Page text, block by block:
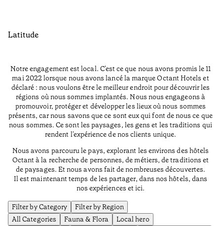
Latitude
Notre engagement est local. C'est ce que nous avons promis le 11
mai 2022 lorsque nous avons lancé la marque Octant Hotels et
déclaré : nous voulons être le meilleur endroit pour découvrir les
régions où nous sommes implantés. Nous nous engageons à
promouvoir, protéger et développer les lieux où nous sommes
présents, car nous savons que ce sont eux qui font de nous ce que
nous sommes. Ce sont les paysages, les gens et les traditions qui
rendent l'expérience de nos clients unique.
Nous avons parcouru le pays, explorant les environs des hôtels
Octant à la recherche de personnes, de métiers, de traditions et
de paysages. Et nous avons fait de nombreuses découvertes.
Il est maintenant temps de les partager, dans nos hôtels, dans
nos expériences et ici.
Filter by Category
Filter by Region
All Categories
Fauna & Flora
Local hero